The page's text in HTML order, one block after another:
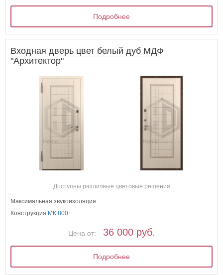
Подробнее
Входная дверь цвет белый дуб МДФ
"Архитектор"
Доступны различные цветовые решения
Максимальная звукоизоляция
Конструкция МК 800+
Цена от: 36 000 руб.
Подробнее